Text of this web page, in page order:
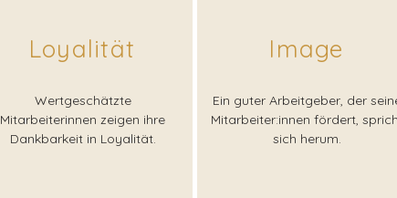
Loyalität
Wertgeschätzte
Mitarbeiterinnen zeigen ihre
Dankbarkeit in Loyalität.
Image
Ein guter Arbeitgeber, der
Mitarbeiter:innen fördert,
sich herum.